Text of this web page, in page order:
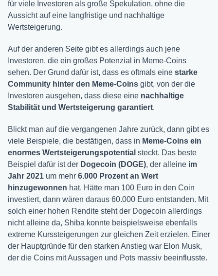
für viele Investoren als große Spekulation, ohne die
Aussicht auf eine langfristige und nachhaltige
Wertsteigerung.
Auf der anderen Seite gibt es allerdings auch jene
Investoren, die ein großes Potenzial in Meme-Coins
sehen. Der Grund dafür ist, dass es oftmals eine starke
Community hinter den Meme-Coins gibt, von der die
Investoren ausgehen, dass diese eine nachhaltige
Stabilität und Wertsteigerung garantiert.
Blickt man auf die vergangenen Jahre zurück, dann gibt es
viele Beispiele, die bestätigen, dass in Meme-Coins ein
enormes Wertsteigerungspotential steckt. Das beste
Beispiel dafür ist der Dogecoin (DOGE), der alleine im
Jahr 2021 um mehr 6.000 Prozent an Wert
hinzugewonnen hat. Hätte man 100 Euro in den Coin
investiert, dann wären daraus 60.000 Euro entstanden. Mit
solch einer hohen Rendite steht der Dogecoin allerdings
nicht alleine da, Shiba konnte beispielsweise ebenfalls
extreme Kurssteigerungen zur gleichen Zeit erzielen. Einer
der Hauptgründe für den starken Anstieg war Elon Musk,
der die Coins mit Aussagen und Pots massiv beeinflusste.